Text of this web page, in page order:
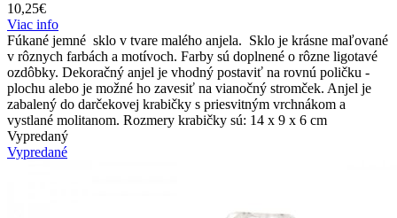
10,25€
Viac info
Fúkané jemné sklo v tvare malého anjela. Sklo je krásne maľované
v rôznych farbách a motívoch. Farby sú doplnené o rôzne ligotavé
ozdôbky. Dekoračný anjel je vhodný postaviť na rovnú poličku -
plochu alebo je možné ho zavesiť na vianočný stromček. Anjel je
zabalený do darčekovej krabičky s priesvitným vrchnákom a
vystlané molitanom. Rozmery krabičky sú: 14 x 9 x 6 cm
Vypredaný
Vypredané